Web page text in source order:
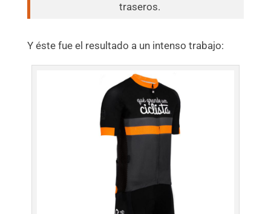
traseros.
Y éste fue el resultado a un intenso trabajo: